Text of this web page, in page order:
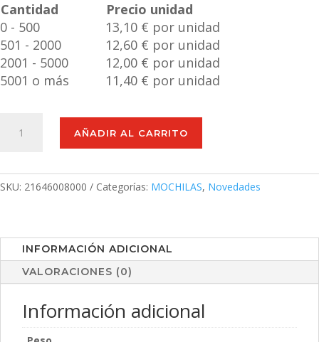
Cantidad
Precio unidad
0 - 500
13,10 € por unidad
501 - 2000
12,60 € por unidad
2001 - 5000
12,00 € por unidad
5001 o más
11,40 € por unidad
AÑADIR AL CARRITO
SKU: 21646008000 Categorías: MOCHILAS, Novedades
INFORMACIÓN ADICIONAL
VALORACIONES (0)
Información adicional